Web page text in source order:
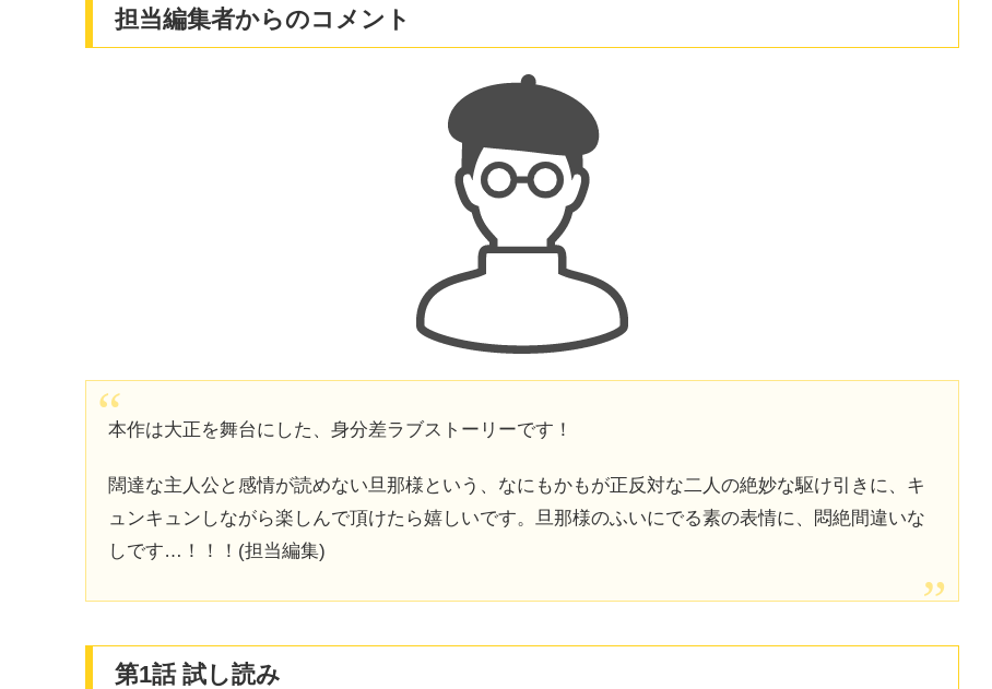
担当編集者からのコメント
本作は大正を舞台にした、身分差ラブストーリーです！
闊達な主人公と感情が読めない旦那様という、なにもかもが正反対な二人の絶妙な駆け引きに、キ
ュンキュンしながら楽しんで頂けたら嬉しいです。旦那様のふいにでる素の表情に、悶絶間違いな
しです…！！！(担当編集)
第1話 試し読み